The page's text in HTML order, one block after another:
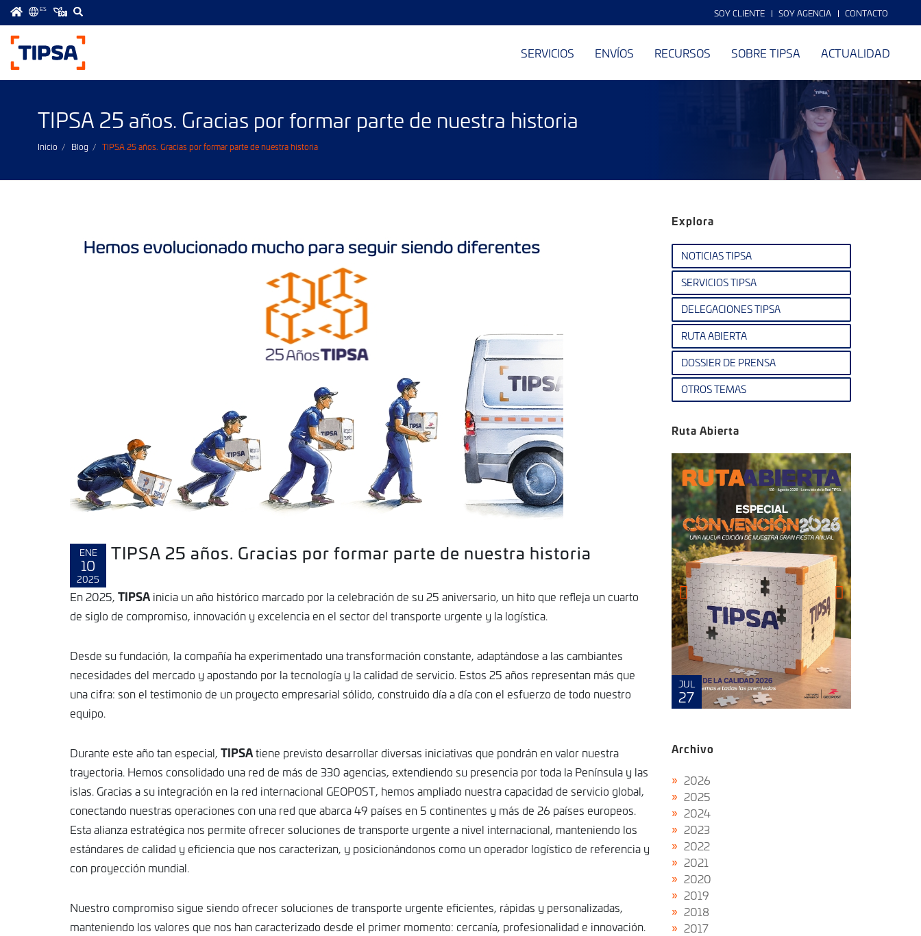
ES SOY CLIENTE SOY AGENCIA CONTACTO
Menú
SERVICIOS ENVÍOS RECURSOS SOBRE TIPSA ACTUALIDAD
TIPSA 25 años. Gracias por formar parte de nuestra historia
Inicio Blog TIPSA 25 años. Gracias por formar parte de nuestra historia
ENE
10
2025
TIPSA 25 años. Gracias por formar parte de nuestra historia
En 2025, TIPSA inicia un año histórico marcado por la celebración de su 25 aniversario, un hito que refleja un cuarto
de siglo de compromiso, innovación y excelencia en el sector del transporte urgente y la logística.
Desde su fundación, la compañía ha experimentado una transformación constante, adaptándose a las cambiantes
necesidades del mercado y apostando por la tecnología y la calidad de servicio. Estos 25 años representan más que
una cifra: son el testimonio de un proyecto empresarial sólido, construido día a día con el esfuerzo de todo nuestro
equipo.
Durante este año tan especial, TIPSAtiene previsto desarrollar diversas iniciativas que pondrán en valor nuestra
trayectoria. Hemos consolidado una red de más de 330 agencias, extendiendo su presencia por toda la Península y las
islas. Gracias a su integración en la red internacional GEOPOST, hemos ampliado nuestra capacidad de servicio global,
conectando nuestras operaciones con una red que abarca 49 países en 5 continentes y más de 26 países europeos.
Esta alianza estratégica nos permite ofrecer soluciones de transporte urgente a nivel internacional, manteniendo los
estándares de calidad y eficiencia que nos caracterizan, y posicionándonos como un operador logístico de referencia y
con proyección mundial.
Nuestro compromiso sigue siendo ofrecer soluciones de transporte urgente eficientes, rápidas y personalizadas,
manteniendo los valores que nos han caracterizado desde el primer momento: cercanía, profesionalidad e innovación.
Explora
NOTICIAS TIPSA
SERVICIOS TIPSA
DELEGACIONES TIPSA
RUTA ABIERTA
DOSSIER DE PRENSA
OTROS TEMAS
Ruta Abierta
MAR
5
DIC
27
SEP
25
JUL
27
Archivo
2026
2025
2024
2023
2022
2021
2020
2019
2018
2017